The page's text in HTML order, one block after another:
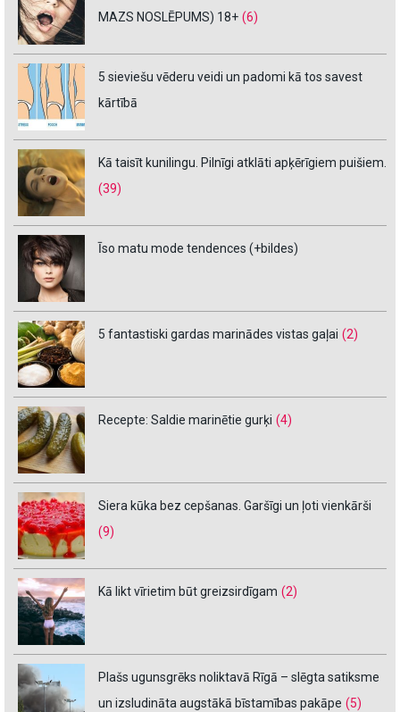
MAZS NOSLĒPUMS) 18+ (6)
5 sieviešu vēderu veidi un padomi kā tos savest
kārtībā
Kā taisīt kunilingu. Pilnīgi atklāti apķērīgiem puišiem.
(39)
Īso matu mode tendences (+bildes)
5 fantastiski gardas marinādes vistas gaļai (2)
Recepte: Saldie marinētie gurķi (4)
Siera kūka bez cepšanas. Garšīgi un ļoti vienkārši
(9)
Kā likt vīrietim būt greizsirdīgam (2)
Plašs ugunsgrēks noliktavā Rīgā – slēgta satiksme
un izsludināta augstākā bīstamības pakāpe (5)